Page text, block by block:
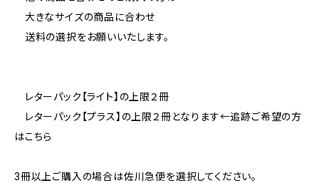
大きなサイズの商品に合わせ
送料の選択をお願いいたします。
レターパック【ライト】の上限２冊
レターパック【プラス】の上限２冊となります←追跡ご希望の方
はこちら
3冊以上ご購入の場合は佐川急便を選択してください。